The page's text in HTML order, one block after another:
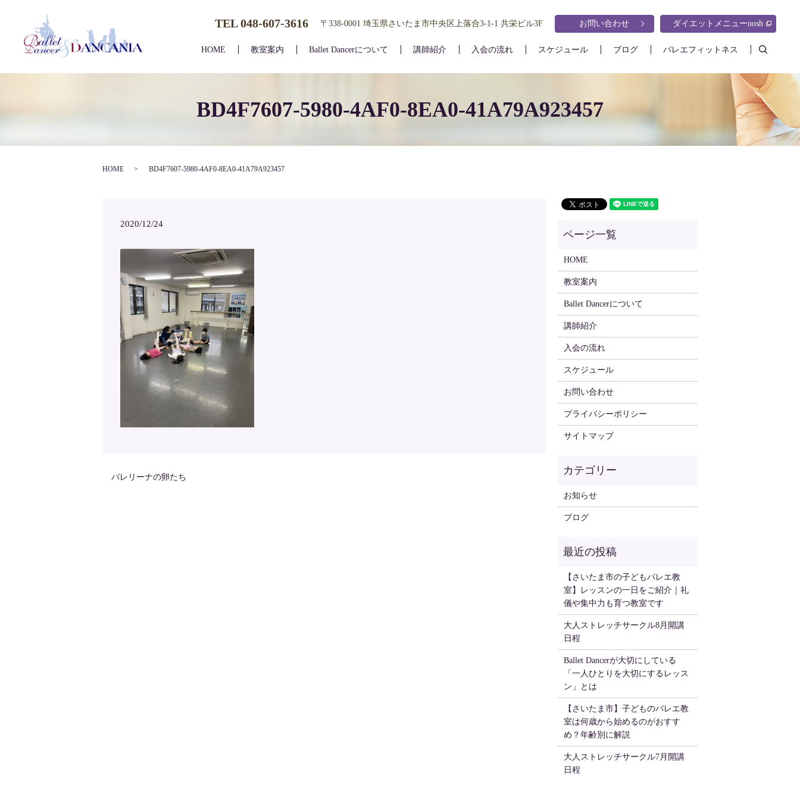
HOME 教室案内 Ballet Dancerについて 講師紹介 入会の流れ スケジュール ブログ バレエフィットネス search
TEL 048-607-3616 〒338-0001 埼玉県さいたま市中央区上落合3-1-1 共栄ビル3F お問い合わせ ダイエットメニューnosh
BD4F7607-5980-4AF0-8EA0-41A79A923457
HOME BD4F7607-5980-4AF0-8EA0-41A79A923457
2020/12/24
バレリーナの卵たち
HOME
教室案内
Ballet Dancerについて
講師紹介
入会の流れ
スケジュール
お問い合わせ
プライバシーポリシー
サイトマップ
お知らせ
ブログ
【さいたま市の子どもバレエ教
室】レッスンの一日をご紹介｜礼
儀や集中力も育つ教室です
大人ストレッチサークル8月開講
日程
Ballet Dancerが大切にしている
「一人ひとりを大切にするレッス
ン」とは
【さいたま市】子どものバレエ教
室は何歳から始めるのがおすす
め？年齢別に解説
大人ストレッチサークル7月開講
日程